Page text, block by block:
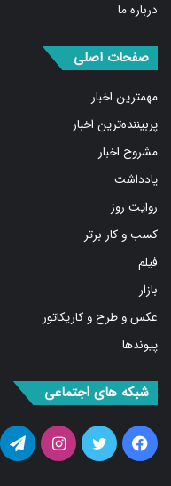
مهمترین اخبار
پربیننده‌ترین اخبار
مشروح اخبار
یادداشت
روایت روز
کسب و کار برتر
فیلم
بازار
عکس و طرح و کاریکاتور
پیوندها
فیس
بوک
توییتراینستاگرام